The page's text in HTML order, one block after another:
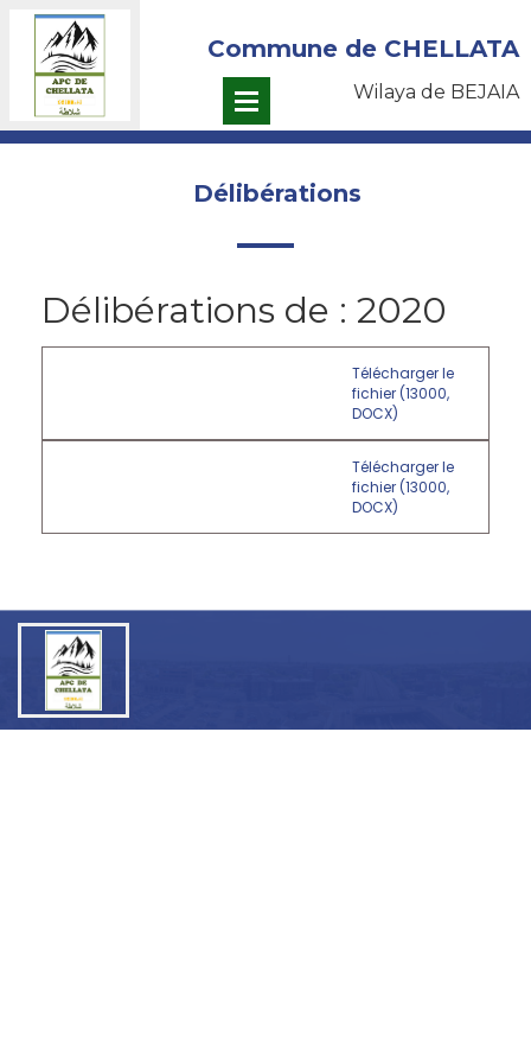
Commune de CHELLATA
Wilaya de BEJAIA
Délibérations
Délibérations de : 2020
Télécharger le
fichier (13000,
DOCX)
Télécharger le
fichier (13000,
DOCX)